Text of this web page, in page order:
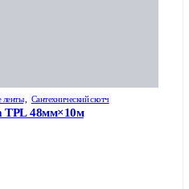
ленты Сантехнический скотч
TPL 48мм×10м